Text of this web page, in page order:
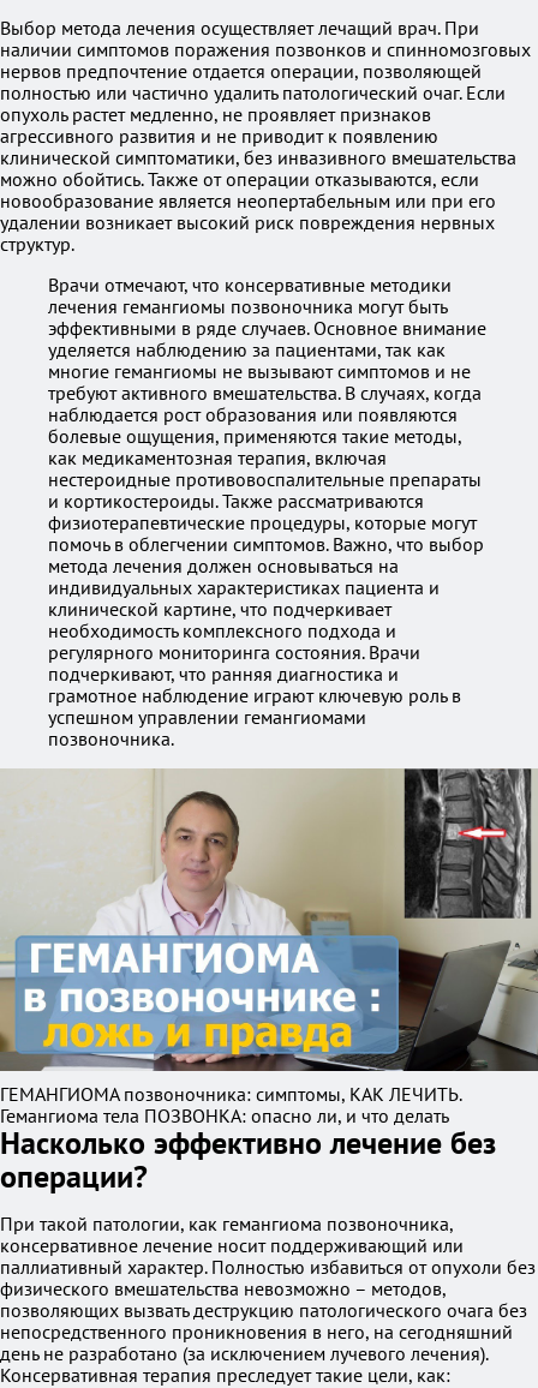
Выбор метода лечения осуществляет лечащий врач. При
наличии симптомов поражения позвонков и спинномозговых
нервов предпочтение отдается операции, позволяющей
полностью или частично удалить патологический очаг. Если
опухоль растет медленно, не проявляет признаков
агрессивного развития и не приводит к появлению
клинической симптоматики, без инвазивного вмешательства
можно обойтись. Также от операции отказываются, если
новообразование является неопертабельным или при его
удалении возникает высокий риск повреждения нервных
структур.
Врачи отмечают, что консервативные методики
лечения гемангиомы позвоночника могут быть
эффективными в ряде случаев. Основное внимание
уделяется наблюдению за пациентами, так как
многие гемангиомы не вызывают симптомов и не
требуют активного вмешательства. В случаях, когда
наблюдается рост образования или появляются
болевые ощущения, применяются такие методы,
как медикаментозная терапия, включая
нестероидные противовоспалительные препараты
и кортикостероиды. Также рассматриваются
физиотерапевтические процедуры, которые могут
помочь в облегчении симптомов. Важно, что выбор
метода лечения должен основываться на
индивидуальных характеристиках пациента и
клинической картине, что подчеркивает
необходимость комплексного подхода и
регулярного мониторинга состояния. Врачи
подчеркивают, что ранняя диагностика и
грамотное наблюдение играют ключевую роль в
успешном управлении гемангиомами
позвоночника.
ГЕМАНГИОМА позвоночника: симптомы, КАК ЛЕЧИТЬ.
Гемангиома тела ПОЗВОНКА: опасно ли, и что делать
Насколько эффективно лечение без
операции?
При такой патологии, как гемангиома позвоночника,
консервативное лечение носит поддерживающий или
паллиативный характер. Полностью избавиться от опухоли без
физического вмешательства невозможно – методов,
позволяющих вызвать деструкцию патологического очага без
непосредственного проникновения в него, на сегодняшний
день не разработано (за исключением лучевого лечения).
Консервативная терапия преследует такие цели, как: